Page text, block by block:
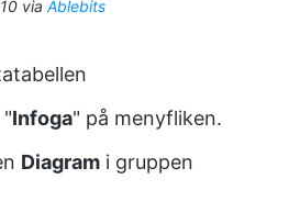
via Ablebits
Infoga" på menyfliken.
Diagram i gruppen